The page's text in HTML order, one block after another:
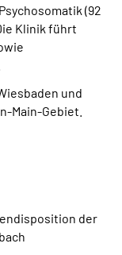
(92
Klinik führt
und
Main-Gebiet.
der